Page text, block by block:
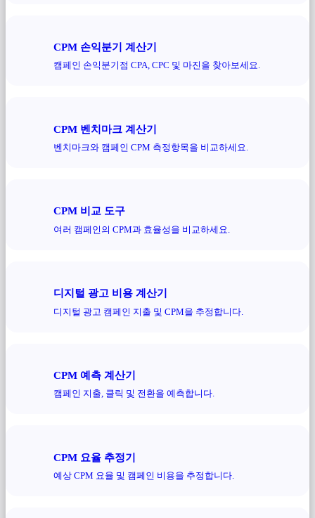
CPM 손익분기 계산기
캠페인 손익분기점 CPA, CPC 및 마진을 찾아보세요.
CPM 벤치마크 계산기
벤치마크와 캠페인 CPM 측정항목을 비교하세요.
CPM 비교 도구
여러 캠페인의 CPM과 효율성을 비교하세요.
디지털 광고 비용 계산기
디지털 광고 캠페인 지출 및 CPM을 추정합니다.
CPM 예측 계산기
캠페인 지출, 클릭 및 전환을 예측합니다.
CPM 요율 추정기
예상 CPM 요율 및 캠페인 비용을 추정합니다.